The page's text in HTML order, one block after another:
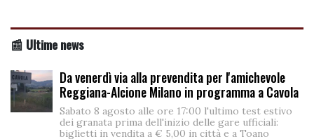
📰 Ultime news
Da venerdì via alla prevendita per l'amichevole
Reggiana-Alcione Milano in programma a Cavola
Sabato 8 agosto alle ore 17:00 l'ultimo test estivo
dei granata prima dell'inizio delle gare ufficiali:
biglietti in vendita a € 5,00 in città e a Toano